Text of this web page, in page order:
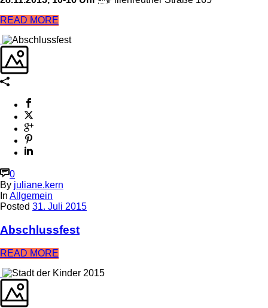
READ MORE
0
By juliane.kern
In Allgemein
Posted 31. Juli 2015
Abschlussfest
READ MORE